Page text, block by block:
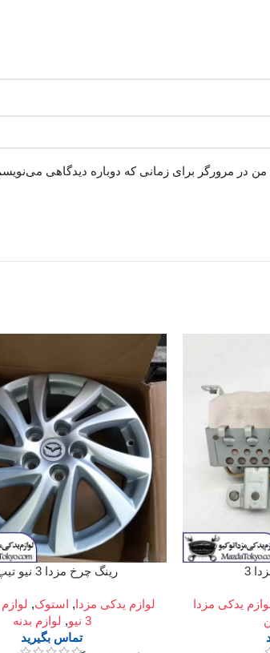
من در مرورگر برای زمانی که دوباره دیدگاهی
3
یدکی مزدا
رینگ چرخ مزدا 3 نیو تیپ 4
لوازم یدکی مزدا, استوک,
3 نیو
, لوازم بدنه
تماس بگیرید